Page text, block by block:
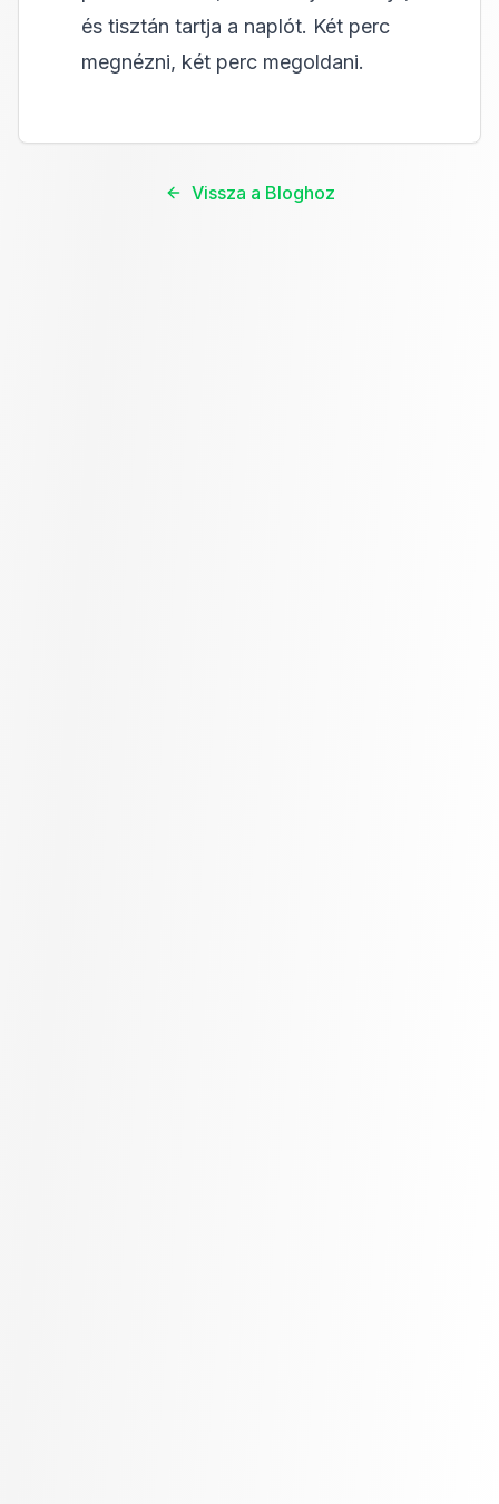
és tisztán tartja a naplót. Két perc
megnézni, két perc megoldani.
Vissza a Bloghoz